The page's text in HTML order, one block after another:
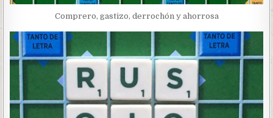
Comprero, gastizo, derrochón y ahorrosa